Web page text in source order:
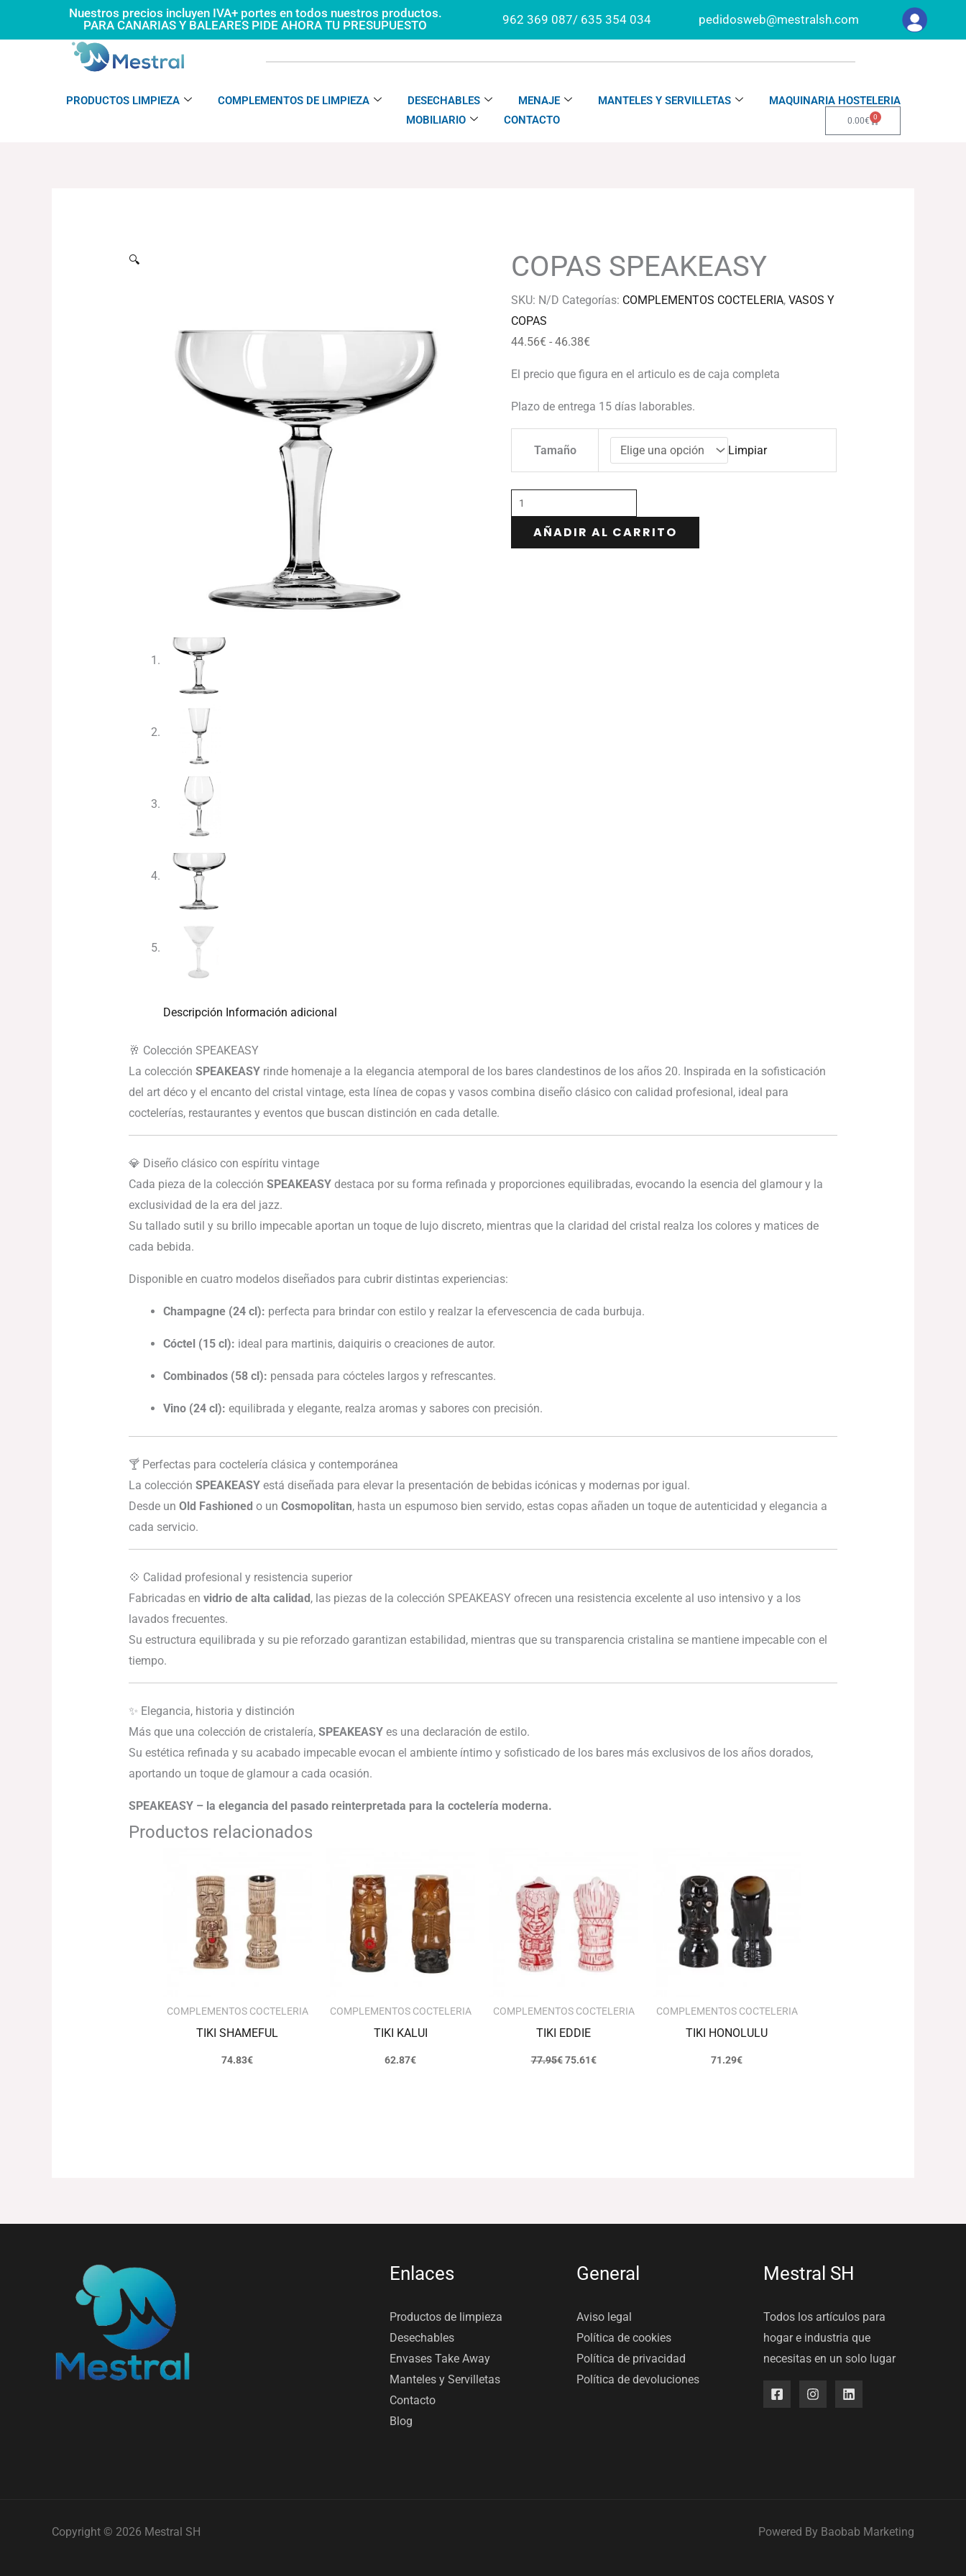
Nuestros precios incluyen IVA+ portes en todos nuestros productos.
PARA CANARIAS Y BALEARES PIDE AHORA TU PRESUPUESTO
962 369 087/ 635 354 034 pedidosweb@mestralsh.com
PRODUCTOS LIMPIEZA COMPLEMENTOS DE LIMPIEZA DESECHABLES MENAJE MANTELES Y SERVILLETAS
MAQUINARIA HOSTELERIA
MOBILIARIO
CONTACTO 0.00€ 0
Carrito
🔍 COPAS SPEAKEASY
SKU: N/D Categorías: COMPLEMENTOS COCTELERIA,VASOS Y
COPAS
44.56€ - 46.38€
desde
hasta
El precio que figura en el articulo es de caja completa
Plazo de entrega 15 días laborables.
Tamaño Limpiar
AÑADIR AL CARRITO
Descripción Información adicional
🥂 Colección SPEAKEASY
La colección SPEAKEASYrinde homenaje a la elegancia atemporal de los bares clandestinos de los años 20. Inspirada en la sofisticación
del art déco y el encanto del cristal vintage, esta línea de copas y vasos combina diseño clásico con calidad profesional, ideal para
coctelerías, restaurantes y eventos que buscan distinción en cada detalle.
💎 Diseño clásico con espíritu vintage
Cada pieza de la colección SPEAKEASYdestaca por su forma refinada y proporciones equilibradas, evocando la esencia del glamour y la
exclusividad de la era del jazz.
Su tallado sutil y su brillo impecable aportan un toque de lujo discreto, mientras que la claridad del cristal realza los colores y matices de
cada bebida.
Disponible en cuatro modelos diseñados para cubrir distintas experiencias:
Champagne (24 cl): perfecta para brindar con estilo y realzar la efervescencia de cada burbuja.
Cóctel (15 cl): ideal para martinis, daiquiris o creaciones de autor.
Combinados (58 cl): pensada para cócteles largos y refrescantes.
Vino (24 cl): equilibrada y elegante, realza aromas y sabores con precisión.
🍸 Perfectas para coctelería clásica y contemporánea
La colección SPEAKEASYestá diseñada para elevar la presentación de bebidas icónicas y modernas por igual.
Desde un Old Fashioned o un Cosmopolitan, hasta un espumoso bien servido, estas copas añaden un toque de autenticidad y elegancia a
cada servicio.
💠 Calidad profesional y resistencia superior
Fabricadas en vidrio de alta calidad, las piezas de la colección SPEAKEASY ofrecen una resistencia excelente al uso intensivo y a los
lavados frecuentes.
Su estructura equilibrada y su pie reforzado garantizan estabilidad, mientras que su transparencia cristalina se mantiene impecable con el
tiempo.
✨ Elegancia, historia y distinción
Más que una colección de cristalería, SPEAKEASYes una declaración de estilo.
Su estética refinada y su acabado impecable evocan el ambiente íntimo y sofisticado de los bares más exclusivos de los años dorados,
aportando un toque de glamour a cada ocasión.
SPEAKEASY – la elegancia del pasado reinterpretada para la coctelería moderna.
Productos relacionados
COMPLEMENTOS COCTELERIA
TIKI SHAMEFUL
74.83€
COMPLEMENTOS COCTELERIA
TIKI KALUI
62.87€
COMPLEMENTOS COCTELERIA
TIKI EDDIE
77.95€
original
era:
77.95€.
75.61€
actual
es:
75.61€.
COMPLEMENTOS COCTELERIA
TIKI HONOLULU
71.29€
Enlaces
Productos de limpieza
Desechables
Envases Take Away
Manteles y Servilletas
Contacto
Blog
General
Aviso legal
Política de cookies
Política de privacidad
Política de devoluciones
Mestral SH
Todos los artículos para
hogar e industria que
necesitas en un solo lugar
Copyright © 2026 Mestral SH Powered By Baobab Marketing